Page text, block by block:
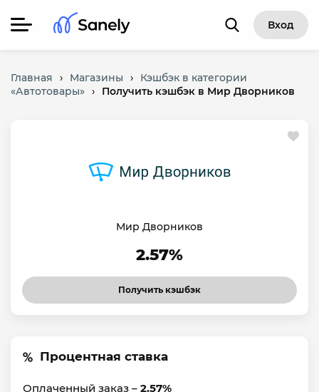
Вход
Главная › Магазины ›
Кэшбэк в категории
«Автотовары» › Получить кэшбэк в Мир Дворников
Мир Дворников
2.57%
Получить кэшбэк
Процентная ставка
Оплаченный заказ – 2.57%